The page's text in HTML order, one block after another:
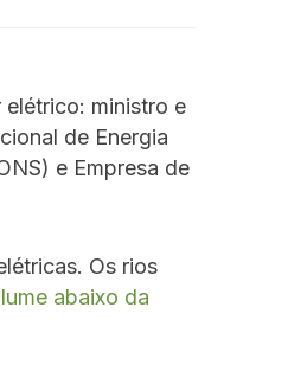
ministro e
de Energia
e Empresa de
Os rios
abaixo da